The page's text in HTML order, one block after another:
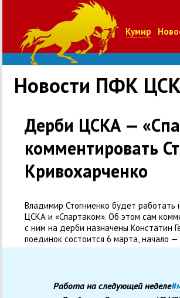
Кумир
Новости ПФК
Дерби ЦСКА —
комментировать
Кривохарченко
Владимир Стогниенко будет
ЦСКА и «Спартаком». Об этом сам
с ним на дерби назначены Констатин
поединок состоится 6 марта, начало —
Работа на следующей неделе